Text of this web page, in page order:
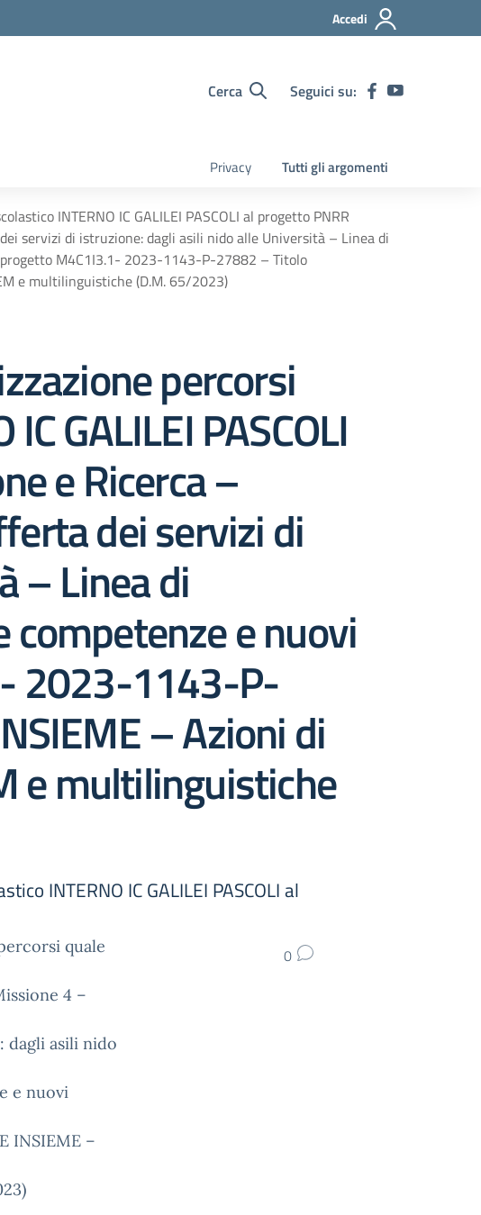
Accedi
Cerca Seguici su:
Privacy Tutti gli argomenti
INTERNO IC GALILEI PASCOLI al progetto PNRR
servizi di istruzione: dagli asili nido alle Università – Linea di
M4C1I3.1- 2023-1143-P-27882 – Titolo
e multilinguistiche (D.M. 65/2023)
percorsi
GALILEI PASCOLI
e Ricerca –
dei servizi di
– Linea di
e nuovi
2023-1143-P-
– Azioni di
e multilinguistiche
INTERNO IC GALILEI PASCOLI al
0
quale
4 –
dagli asili nido
e nuovi
INSIEME –